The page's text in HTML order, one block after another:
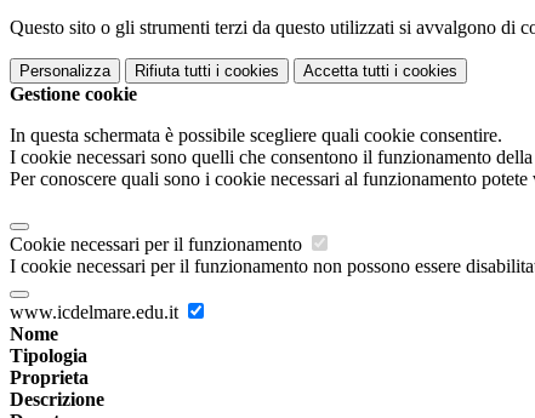
Questo sito o gli strumenti terzi da questo utilizzati si avvalgono di
Personalizza Rifiuta tutti i cookies Accetta tutti i cookies
Gestione cookie
In questa schermata è possibile scegliere quali cookie consentire.
I cookie necessari sono quelli che consentono il funzionamento
Per conoscere quali sono i cookie necessari al funzionamento potete
Cookie necessari per il funzionamento
I cookie necessari per il funzionamento non possono essere
www.icdelmare.edu.it
Nome
Tipologia
Proprieta
Descrizione